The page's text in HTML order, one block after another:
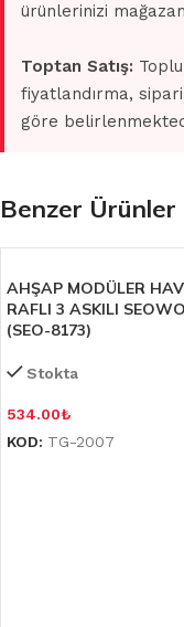
ürünlerinizi
Toptan Satış:
fiyatlandırma,
göre
Benzer Ürünler
AHŞAP MODÜLER
RAFLI 3 ASKILI
(SEO-8173)
Stokta
534.00₺
KOD: TG-2007